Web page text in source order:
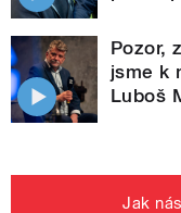
Pozor,
jsme k
Luboš
Jak